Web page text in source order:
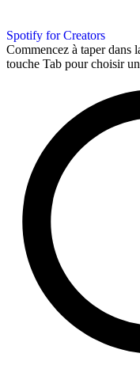
Spotify for Creators
Commencez à taper dans
touche Tab pour choisir